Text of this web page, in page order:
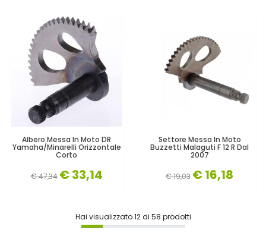
Albero Messa In Moto DR
Yamaha/Minarelli Orizzontale
Corto
€ 47,34 € 33,14
Settore Messa In Moto
Buzzetti Malaguti F 12 R Dal
2007
€ 19,03 € 16,18
Hai visualizzato12di 58 prodotti